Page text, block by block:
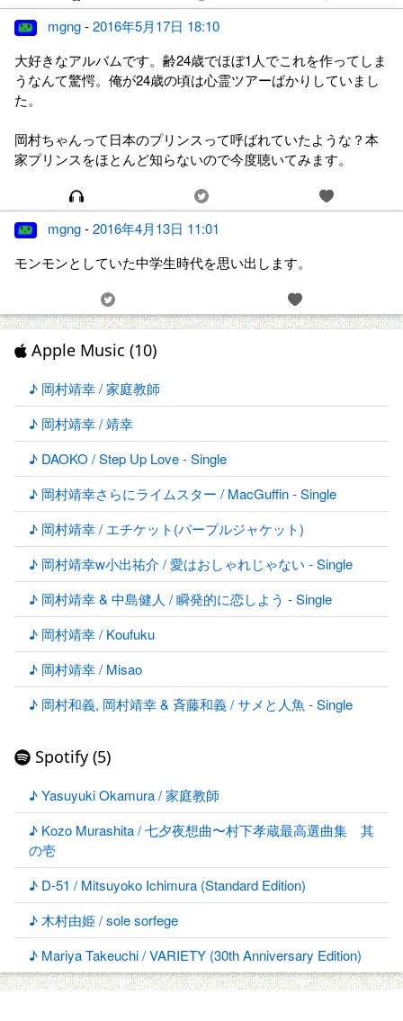
mgng-2016年5月17日 18:10
大好きなアルバムです。齢24歳でほぼ1人でこれを作ってしま
うなんて驚愕。俺が24歳の頃は心霊ツアーばかりしていまし
た。
岡村ちゃんって日本のプリンスって呼ばれていたような？本
家プリンスをほとんど知らないので今度聴いてみます。
mgng-2016年4月13日 11:01
モンモンとしていた中学生時代を思い出します。
Apple Music (10)
♪ 岡村靖幸 / 家庭教師
♪ 岡村靖幸 / 靖幸
♪ DAOKO / Step Up Love - Single
♪ 岡村靖幸さらにライムスター / MacGuffin - Single
♪ 岡村靖幸 / エチケット(パープルジャケット)
♪ 岡村靖幸w小出祐介 / 愛はおしゃれじゃない - Single
♪ 岡村靖幸 & 中島健人 / 瞬発的に恋しよう - Single
♪ 岡村靖幸 / Koufuku
♪ 岡村靖幸 / Misao
♪ 岡村和義, 岡村靖幸 & 斉藤和義 / サメと人魚 - Single
Spotify (5)
♪ Yasuyuki Okamura / 家庭教師
♪ Kozo Murashita / 七夕夜想曲〜村下孝蔵最高選曲集 其
の壱
♪ D-51 / Mitsuyoko Ichimura (Standard Edition)
♪ 木村由姫 / sole sorfege
♪ Mariya Takeuchi / VARIETY (30th Anniversary Edition)